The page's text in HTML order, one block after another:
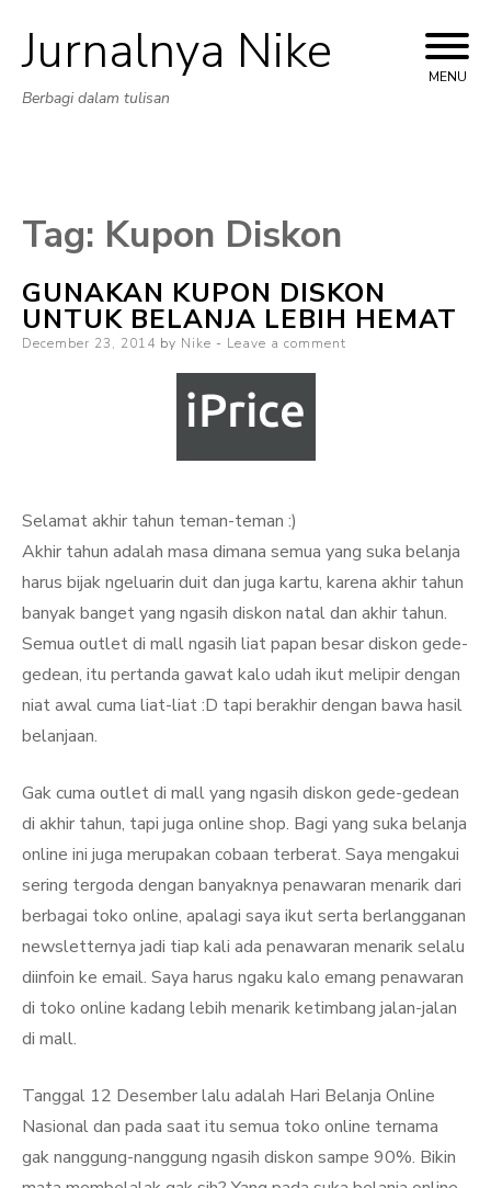
Skip
Jurnalnya Nike
Berbagi dalam tulisan
MENU
Tag: Kupon Diskon
GUNAKAN KUPON DISKON
UNTUK BELANJA LEBIH HEMAT
Posted
December 23, 2014 by Nike Leave a comment
Selamat akhir tahun teman-teman :)
Akhir tahun adalah masa dimana semua yang suka belanja
harus bijak ngeluarin duit dan juga kartu, karena akhir tahun
banyak banget yang ngasih diskon natal dan akhir tahun.
Semua outlet di mall ngasih liat papan besar diskon gede-
gedean, itu pertanda gawat kalo udah ikut melipir dengan
niat awal cuma liat-liat :D tapi berakhir dengan bawa hasil
belanjaan.
Gak cuma outlet di mall yang ngasih diskon gede-gedean
di akhir tahun, tapi juga online shop. Bagi yang suka belanja
online ini juga merupakan cobaan terberat. Saya mengakui
sering tergoda dengan banyaknya penawaran menarik dari
berbagai toko online, apalagi saya ikut serta berlangganan
newsletternya jadi tiap kali ada penawaran menarik selalu
diinfoin ke email. Saya harus ngaku kalo emang penawaran
di toko online kadang lebih menarik ketimbang jalan-jalan
di mall.
Tanggal 12 Desember lalu adalah Hari Belanja Online
Nasional dan pada saat itu semua toko online ternama
gak nanggung-nanggung ngasih diskon sampe 90%. Bikin